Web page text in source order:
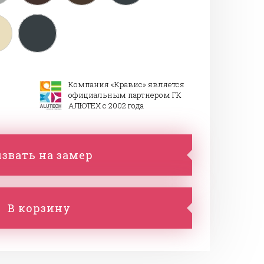
Компания «Кравис» является
официальным партнером ГК
АЛЮТЕХ с 2002 года
на замер
В корзину